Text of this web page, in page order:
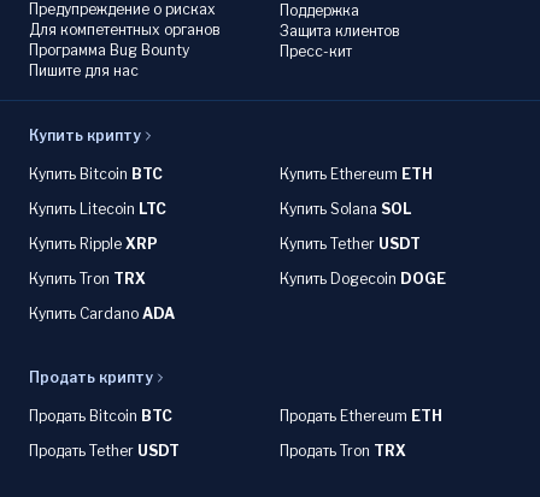
Предупреждение о рисках
Для компетентных органов
Программа Bug Bounty
Пишите для нас
Поддержка
Защита клиентов
Пресс-кит
Купить крипту
Купить Bitcoin BTC Купить Ethereum ETH
Купить Litecoin LTC Купить Solana SOL
Купить Ripple XRP Купить Tether USDT
Купить Tron TRX Купить Dogecoin DOGE
Купить Cardano ADA
Продать крипту
Продать Bitcoin BTC Продать Ethereum ETH
Продать Tether USDT Продать Tron TRX